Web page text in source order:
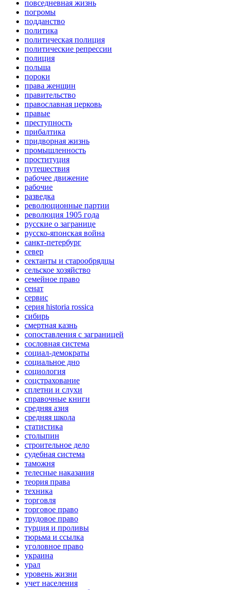
повседневная жизнь
погромы
подданство
политика
политическая полиция
политические репрессии
полиция
польша
пороки
права женщин
правительство
православная церковь
правые
преступность
прибалтика
придворная жизнь
промышленность
проституция
путешествия
рабочее движение
рабочие
разведка
революционные партии
революция 1905 года
русские о загранице
русско-японская война
санкт-петербург
север
сектанты и старообрядцы
сельское хозяйство
семейное право
сенат
сервис
серия historia rossica
сибирь
смертная казнь
сопоставления с заграницей
сословная система
социал-демократы
социальное дно
социология
соцстрахование
сплетни и слухи
справочные книги
средняя азия
средняя школа
статистика
столыпин
строительное дело
судебная система
таможня
телесные наказания
теория права
техника
торговля
торговое право
трудовое право
турция и проливы
тюрьма и ссылка
уголовное право
украина
урал
уровень жизни
учет населения